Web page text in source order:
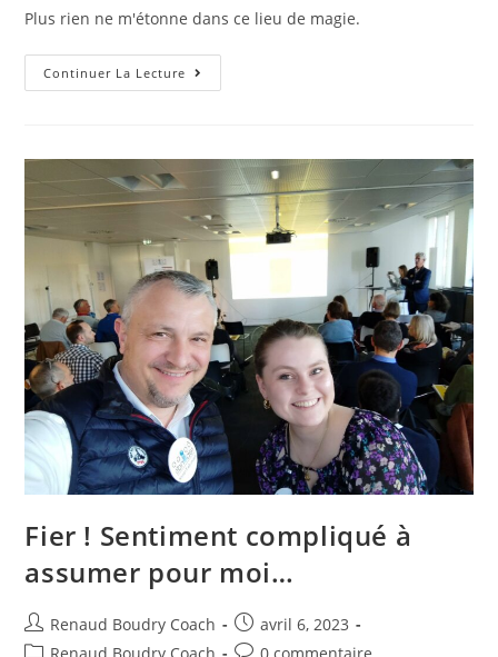
Plus rien ne m'étonne dans ce lieu de magie.
Continuer La Lecture
Fier ! Sentiment compliqué à
assumer pour moi…
Renaud Boudry Coach
avril 6, 2023